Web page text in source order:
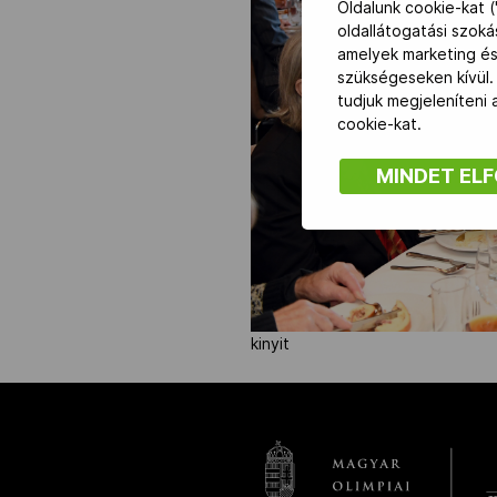
NOB
Társszervezetek
Adatbank
kinyit
Oldalunk cookie-kat
oldallátogatási
amelyek marketing
szükségeseken
tudjuk megjeleníteni
cookie-kat.
MINDET